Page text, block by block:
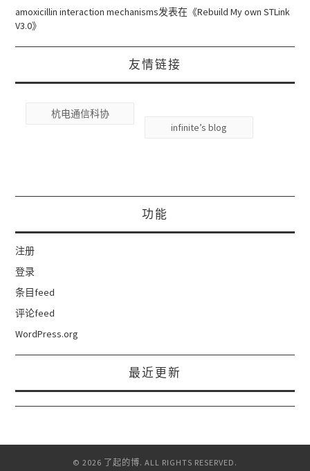
amoxicillin interaction mechanisms发表在《Rebuild My own STLink
V3.0》
友情链接
杭电通信科协
infinite’s blog
功能
注册
登录
条目feed
评论feed
WordPress.org
最近更新
© 2026 了起的博. ALL RIGHTS RESERVED.